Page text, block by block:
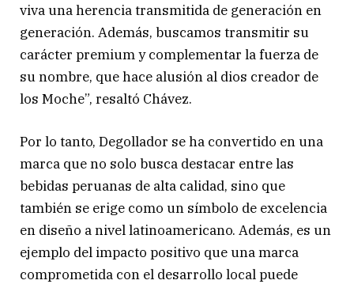
viva una herencia transmitida de generación en
generación. Además, buscamos transmitir su
carácter premium y complementar la fuerza de
su nombre, que hace alusión al dios creador de
los Moche”, resaltó Chávez.
Por lo tanto, Degollador se ha convertido en una
marca que no solo busca destacar entre las
bebidas peruanas de alta calidad, sino que
también se erige como un símbolo de excelencia
en diseño a nivel latinoamericano. Además, es un
ejemplo del impacto positivo que una marca
comprometida con el desarrollo local puede